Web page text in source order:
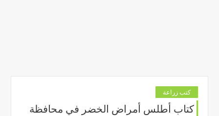
كتب زراعة
كتاب أطلس أمراض الخضر في محافظة